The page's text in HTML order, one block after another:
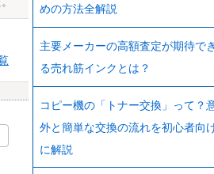
めの方法全解説
主要メーカーの高額査定が期待でき
る売れ筋インクとは？
コピー機の「トナー交換」って？
外と簡単な交換の流れを初心者向
に解説